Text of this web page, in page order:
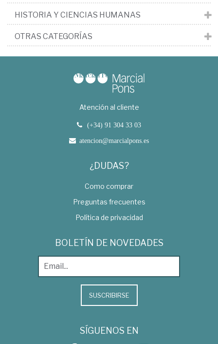
HISTORIA Y CIENCIAS HUMANAS
OTRAS CATEGORÍAS
Atención al cliente
(+34) 91 304 33 03
atencion@marcialpons.es
¿DUDAS?
Como comprar
Preguntas frecuentes
Política de privacidad
BOLETÍN DE NOVEDADES
SUSCRIBIRSE
SÍGUENOS EN